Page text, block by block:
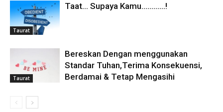
Taurat
Taat… Supaya Kamu…………!
Taurat
Bereskan Dengan menggunakan
Standar Tuhan,Terima Konsekuensi,
Berdamai & Tetap Mengasihi